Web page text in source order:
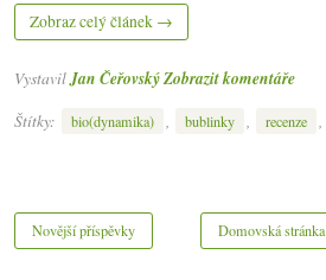
Zobraz celý článek →
Vystavil Jan ČeřovskýZobrazit komentáře
Štítky:
bio(dynamika) , bublinky , recenze ,
Novější příspěvky Domovská stránka